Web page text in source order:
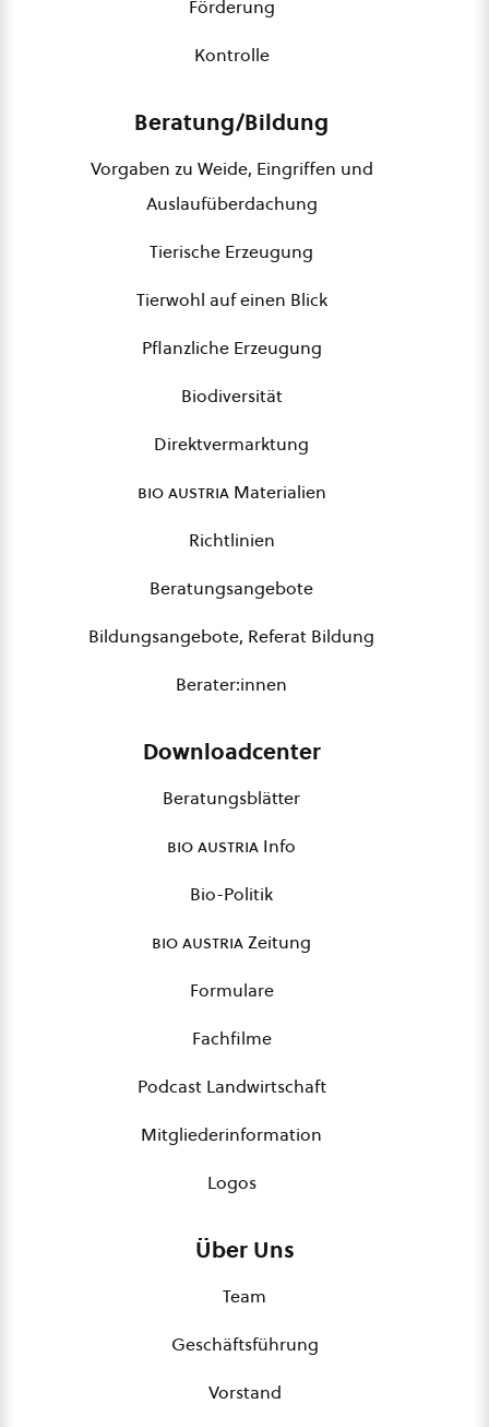
Förderung
Kontrolle
Beratung/Bildung
Vorgaben zu Weide, Eingriffen und
Auslaufüberdachung
Tierische Erzeugung
Tierwohl auf einen Blick
Pflanzliche Erzeugung
Biodiversität
Direktvermarktung
bio austriaMaterialien
Richtlinien
Beratungsangebote
Bildungsangebote, Referat Bildung
Berater:innen
Downloadcenter
Beratungsblätter
bio austria Info
Bio-Politik
bio austriaZeitung
Formulare
Fachfilme
Podcast Landwirtschaft
Mitgliederinformation
Logos
Über Uns
Team
Geschäftsführung
Vorstand